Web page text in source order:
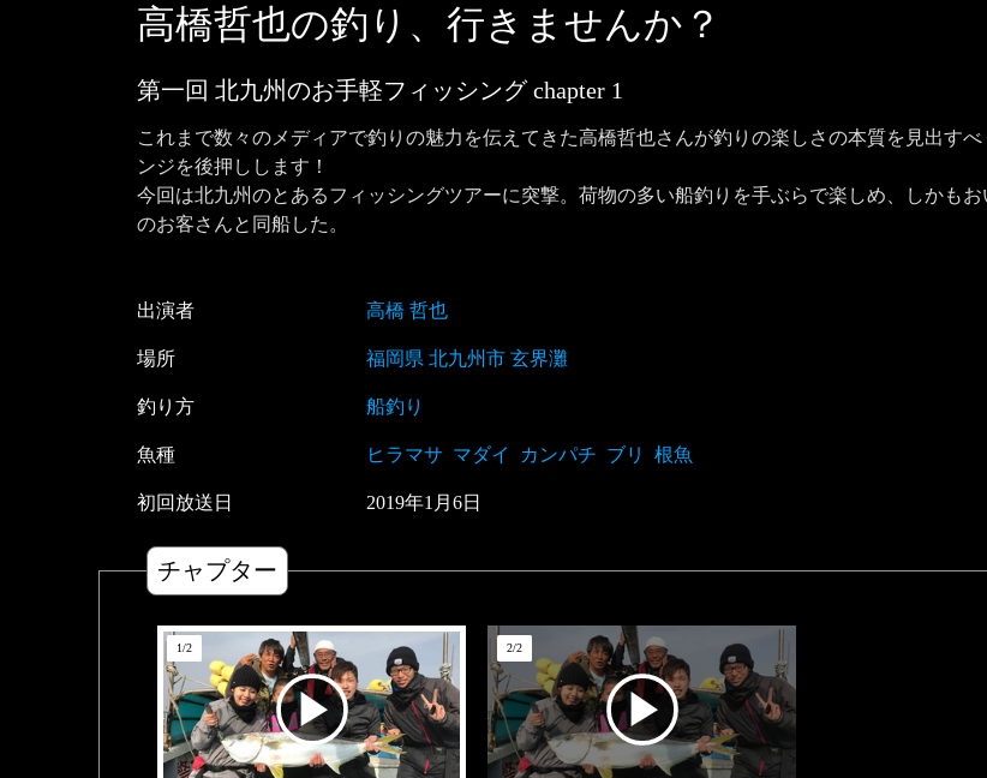
高橋哲也の釣り、行きませんか？
第一回 北九州のお手軽フィッシング chapter 1
これまで数々のメディアで釣りの魅力を伝えてきた高橋哲也さんが釣りの楽しさの本質を見出す
ンジを後押しします！
今回は北九州のとあるフィッシングツアーに突撃。荷物の多い船釣りを手ぶらで楽しめ、しかも
のお客さんと同船した。
出演者 高橋 哲也
場所 福岡県 北九州市 玄界灘
釣り方 船釣り
魚種 ヒラマサ マダイ カンパチ ブリ 根魚
初回放送日 2019年1 月6日
チャプター
1/2 2/2